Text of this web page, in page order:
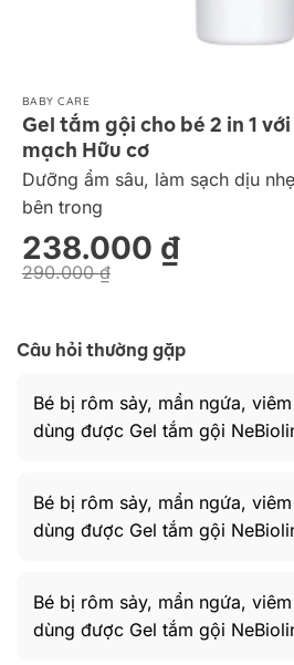
BABY CARE
Gel tắm gội cho bé 2 in 1
mạch Hữu cơ
Dưỡng ẩm sâu, làm sạch dịu
bên trong
290.000₫
238.000 ₫
238.000 ₫.
Câu hỏi thường gặp
Bé bị rôm sảy, mẩn ngứa,
dùng được Gel tắm gội
Bé bị rôm sảy, mẩn ngứa,
dùng được Gel tắm gội
Bé bị rôm sảy, mẩn ngứa,
dùng được Gel tắm gội